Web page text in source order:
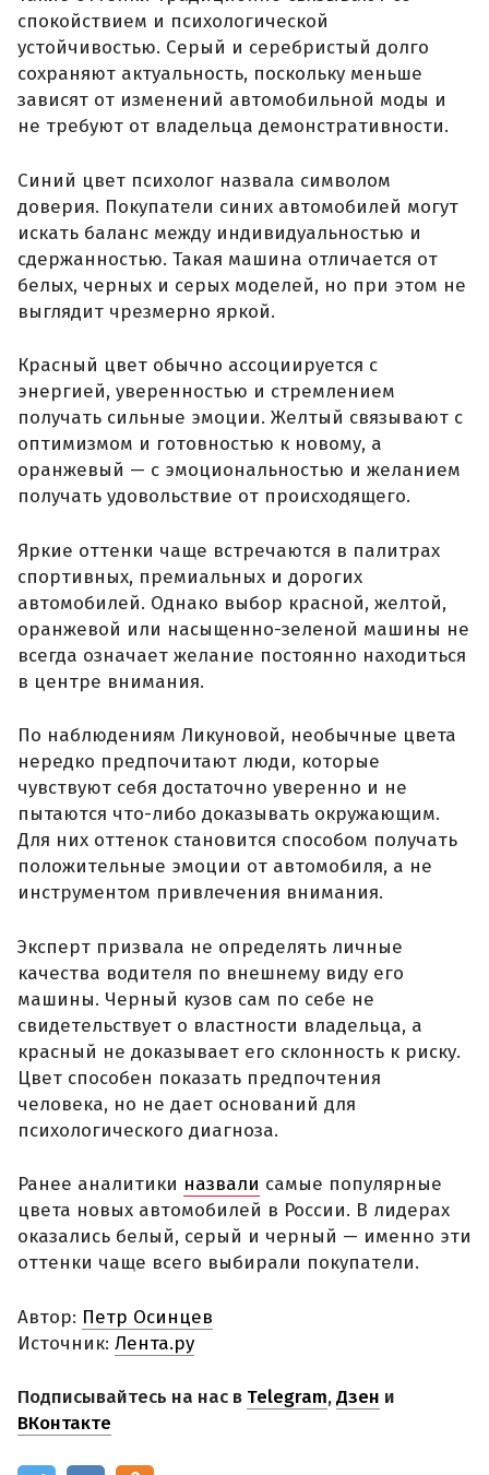
спокойствием и психологической
устойчивостью. Серый и серебристый долго
сохраняют актуальность, поскольку меньше
зависят от изменений автомобильной моды и
не требуют от владельца демонстративности.
Синий цвет психолог назвала символом
доверия. Покупатели синих автомобилей могут
искать баланс между индивидуальностью и
сдержанностью. Такая машина отличается от
белых, черных и серых моделей, но при этом не
выглядит чрезмерно яркой.
Красный цвет обычно ассоциируется с
энергией, уверенностью и стремлением
получать сильные эмоции. Желтый связывают с
оптимизмом и готовностью к новому, а
оранжевый — с эмоциональностью и желанием
получать удовольствие от происходящего.
Яркие оттенки чаще встречаются в палитрах
спортивных, премиальных и дорогих
автомобилей. Однако выбор красной, желтой,
оранжевой или насыщенно-зеленой машины не
всегда означает желание постоянно находиться
в центре внимания.
По наблюдениям Ликуновой, необычные цвета
нередко предпочитают люди, которые
чувствуют себя достаточно уверенно и не
пытаются что-либо доказывать окружающим.
Для них оттенок становится способом получать
положительные эмоции от автомобиля, а не
инструментом привлечения внимания.
Эксперт призвала не определять личные
качества водителя по внешнему виду его
машины. Черный кузов сам по себе не
свидетельствует о властности владельца, а
красный не доказывает его склонность к риску.
Цвет способен показать предпочтения
человека, но не дает оснований для
психологического диагноза.
Ранее аналитики назвали самые популярные
цвета новых автомобилей в России. В лидерах
оказались белый, серый и черный — именно эти
оттенки чаще всего выбирали покупатели.
Автор: Петр Осинцев
Источник: Лента.ру
Подписывайтесь на нас в Telegram,Дзен и
ВКонтакте